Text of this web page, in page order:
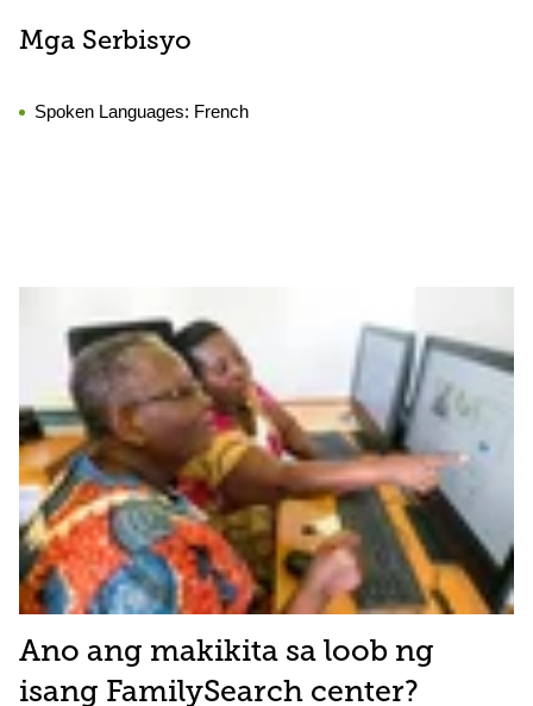
Mga Serbisyo
Spoken Languages: French
Ano ang makikita sa loob ng
isang FamilySearch center?